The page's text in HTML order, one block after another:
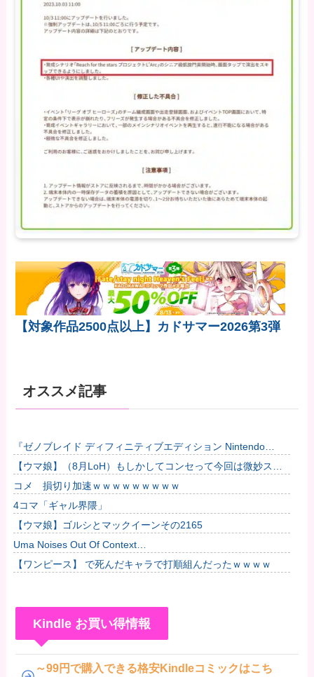
【対象作品2500点以上】カドサマー2026第3弾
オススメ記事
『ゼノブレイド ディフィニティブエディション Nintendo
Switch 2 Edition』3,713 本他
【ウマ娘】（8月LoH）もしかしてコンセって今回は微妙スキ
ルだったりするか？他
コメ 損切り加速ｗｗｗｗｗｗｗｗｗ
4コマ「ギャル界隈」
【ウマ娘】ゴルシとマックイーンその2165
Uma Noises Out Of Context…
【ワンピース】 で死んだキャラで打順組んだったｗｗｗｗ
Kindle お買い得情報
～99円で購入できる格安Kindleコミックはこち